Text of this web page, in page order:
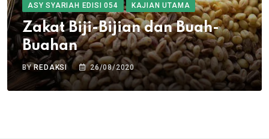
ASY SYARIAH EDISI 054 KAJIAN UTAMA
Zakat Biji-Bijian dan Buah-
Buahan
BYREDAKSI 26/08/2020